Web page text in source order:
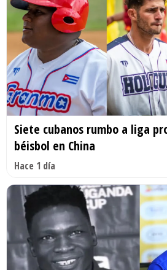
Siete cubanos rumbo a liga
béisbol en China
Hace 1 día